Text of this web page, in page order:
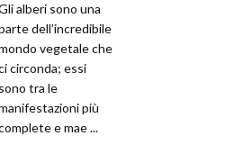
alberi sono una
dell’incredibile
vegetale che
circonda; essi
sono tra le
più
e mae ...